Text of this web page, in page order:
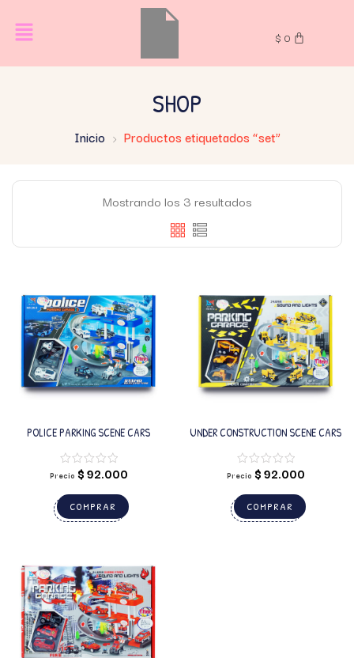
$ 0
SHOP
Inicio Productos etiquetados “set”
Mostrando los 3 resultados
POLICE PARKING SCENE CARS
Precio $92.000
COMPRAR
UNDER CONSTRUCTION SCENE CARS
Precio $92.000
COMPRAR